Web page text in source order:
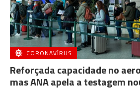
CORONAVÍRUS
Reforçada capacidade no
mas ANA apela a testagem